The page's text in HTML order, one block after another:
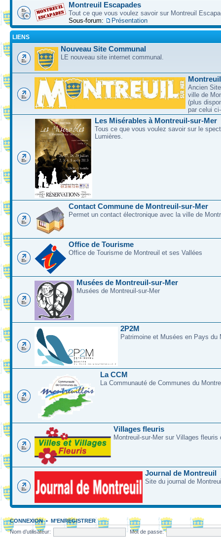
Montreuil Escapades
Tout ce que vous voulez savoir sur Montreuil
Sous-forum:
Présentation
LIENS
Nouveau Site Communal
LE nouveau site internet communal.
Ancien
ville de
(plus
par celui
Les Misérables à Montreuil-sur-Mer
Tous ce que vous voulez savoir sur le
Lumières.
Contact Commune de Montreuil-sur-Mer
Permet un contact électronique avec la ville de
Office de Tourisme
Office de Tourisme de Montreuil et ses Vallées
Musées de Montreuil-sur-Mer
Musées de Montreuil-sur-Mer
2P2M
Patrimoine et Musées en Pays du
La CCM
La Communauté de Communes du
Villages fleuris
Montreuil-sur-Mer sur Villages fleuris
Journal de Montreuil
Site du journal de
CONNEXION• M’ENREGISTRER
Nom d’utilisateur:
Mot de passe: